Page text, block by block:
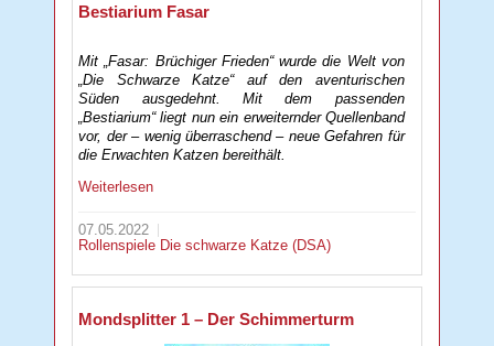
Bestiarium Fasar
Mit „Fasar: Brüchiger Frieden“ wurde die Welt von
„Die Schwarze Katze“ auf den aventurischen
Süden ausgedehnt. Mit dem passenden
„Bestiarium“ liegt nun ein erweiternder Quellenband
vor, der – wenig überraschend – neue Gefahren für
die Erwachten Katzen bereithält.
Weiterlesen
07.05.2022
Rollenspiele Die schwarze Katze (DSA)
Mondsplitter 1 – Der Schimmerturm